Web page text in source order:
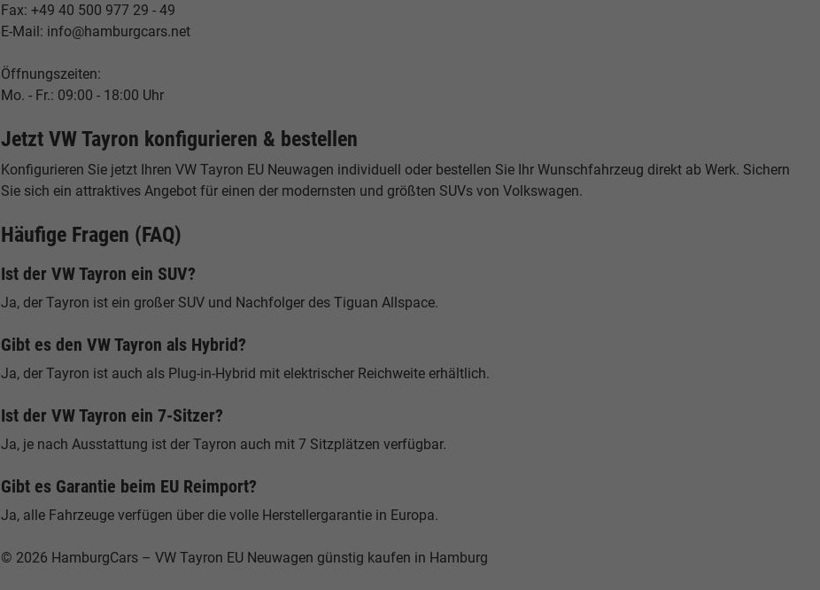
Fax: +49 40 500 977 29 - 49
E-Mail: info@hamburgcars.net
Öffnungszeiten:
Mo. - Fr.: 09:00 - 18:00 Uhr
Jetzt VW Tayron konfigurieren & bestellen
Konfigurieren Sie jetzt Ihren VW Tayron EU Neuwagen individuell oder bestellen Sie Ihr Wunschfahrzeug direkt ab Werk. Sichern
Sie sich ein attraktives Angebot für einen der modernsten und größten SUVs von Volkswagen.
Häufige Fragen (FAQ)
Ist der VW Tayron ein SUV?
Ja, der Tayron ist ein großer SUV und Nachfolger des Tiguan Allspace.
Gibt es den VW Tayron als Hybrid?
Ja, der Tayron ist auch als Plug-in-Hybrid mit elektrischer Reichweite erhältlich.
Ist der VW Tayron ein 7-Sitzer?
Ja, je nach Ausstattung ist der Tayron auch mit 7 Sitzplätzen verfügbar.
Gibt es Garantie beim EU Reimport?
Ja, alle Fahrzeuge verfügen über die volle Herstellergarantie in Europa.
© 2026 HamburgCars – VW Tayron EU Neuwagen günstig kaufen in Hamburg